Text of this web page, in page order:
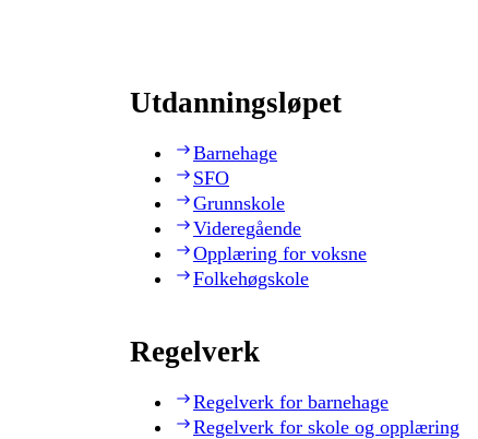
Utdanningsløpet
Barnehage
SFO
Grunnskole
Videregående
Opplæring for voksne
Folkehøgskole
Regelverk
Regelverk for barnehage
Regelverk for skole og opplæring